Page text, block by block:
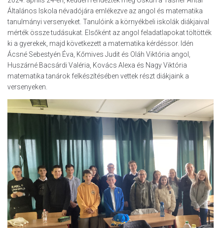
Általános Iskola névadójára emlékezve az angol és matematika
tanulmányi versenyeket. Tanulóink a környékbeli iskolák diákjaival
mérték össze tudásukat. Elsőként az angol feladatlapokat töltötték
ki a gyerekek, majd következett a matematika kérdéssor. Idén
Ácsné Sebestyén Éva, Kőmives Judit és Oláh Viktória angol,
Huszárné Bacsárdi Valéria, Kovács Alexa és Nagy Viktória
matematika tanárok felkészítésében vettek részt diákjaink a
versenyeken.